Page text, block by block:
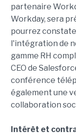
partenaire
Workday, sera
pourrez
l'intégration de
gamme RH
CEO de
conférence
également une
collaboration
Intérêt et